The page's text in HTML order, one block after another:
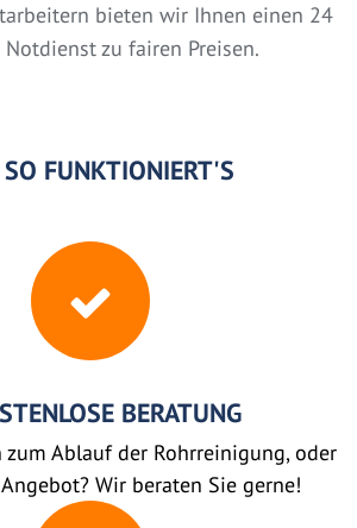
bieten wir Ihnen einen 24
zu fairen Preisen.
FUNKTIONIERT'S
BERATUNG
zum Ablauf der Rohrreinigung, oder
Wir beraten Sie gerne!